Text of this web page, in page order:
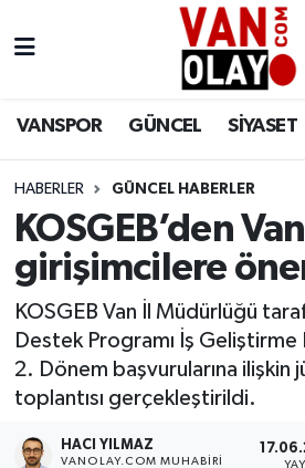
VANSPOR GÜNCEL SİYASET
HABERLER GÜNCEL HABERLER
KOSGEB’den
girişimcilere
KOSGEB Van İl Müdürlüğü
Destek Programı İş Geliştirme
2. Dönem başvurularına ilişkin
toplantısı gerçekleştirildi.
HACI YILMAZ
VANOLAY.COM MUHABIRI
Siyaset
Ekonomi
Sağlık
Eğitim
Van Nöbetçi Eczaneler
Van Namaz Vakitleri
Van Trafik Yoğunluk Haritası
Süper Lig Puan Durumu ve
Tüm Manşetler